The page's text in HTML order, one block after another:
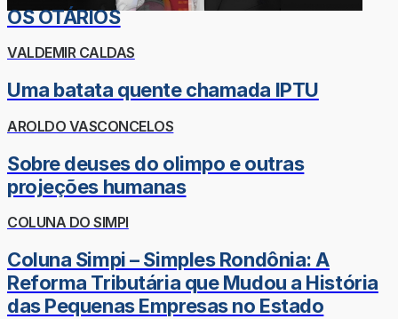
OS OTÁRIOS
VALDEMIR CALDAS
Uma batata quente chamada IPTU
AROLDO VASCONCELOS
Sobre deuses do olimpo e outras
projeções humanas
COLUNA DO SIMPI
Coluna Simpi – Simples Rondônia: A
Reforma Tributária que Mudou a História
das Pequenas Empresas no Estado